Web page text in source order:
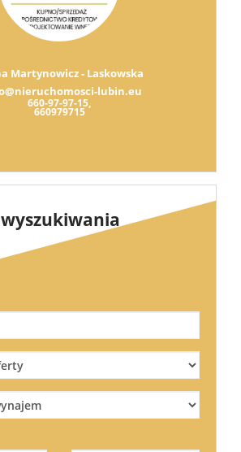
Martynowicz - Laskowska
lubin.eu
660-97-97-15,
660979715